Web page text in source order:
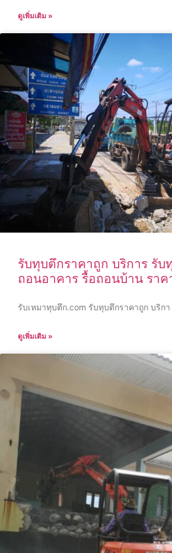
ดูเพิ่มเติม »
รับทุบตึกราคาถูก บริการ รับ
ถอนอาคาร รื้อถอนบ้าน ราค
รับเหมาทุบตึก.com รับทุบตึกราคาถูก บริกา
ดูเพิ่มเติม »